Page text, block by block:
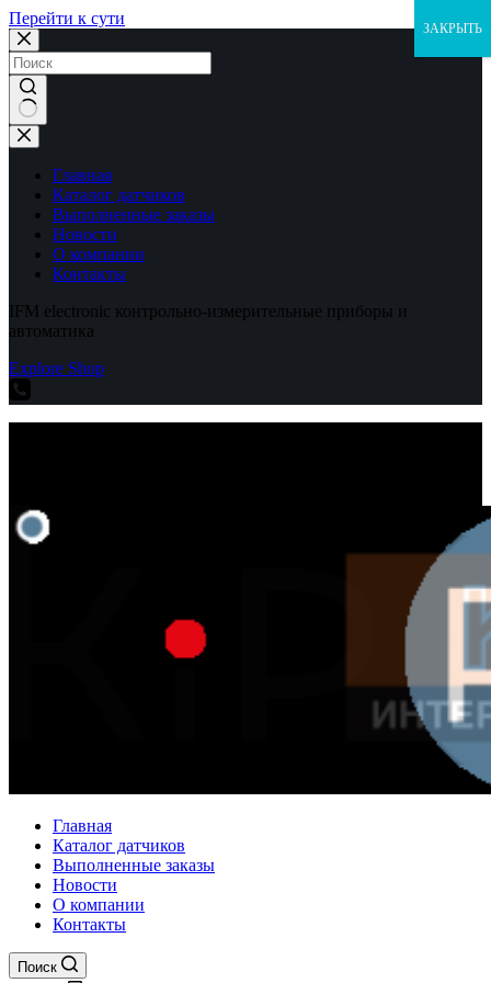
Перейти к сути
Ничего
не
найденоГлавная
Каталог датчиков
Выполненные заказы
Новости
О компании
Контакты
IFM electronic контрольно-измерительные приборы и
автоматика
Explore Shop
Главная
Каталог датчиков
Выполненные заказы
Новости
О компании
Контакты
Поиск
ЗАКРЫТЬ